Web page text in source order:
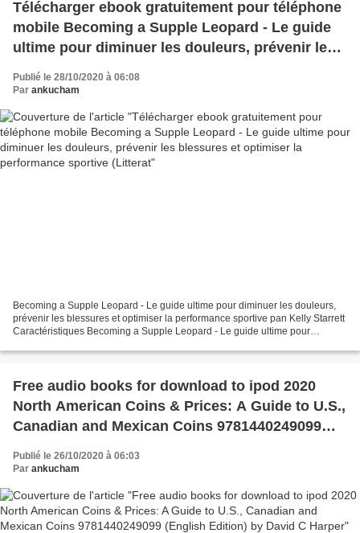
Télécharger ebook gratuitement pour téléphone
mobile Becoming a Supple Leopard - Le guide
ultime pour diminuer les douleurs, prévenir les
blessures et optimiser la performance sportive
(Litterat
Publié le 28/10/2020 à 06:08
Par ankucham
Becoming a Supple Leopard - Le guide ultime pour diminuer les douleurs,
prévenir les blessures et optimiser la performance sportive pan Kelly Starrett
Caractéristiques Becoming a Supple Leopard - Le guide ultime pour
Free audio books for download to ipod 2020
North American Coins & Prices: A Guide to U.S.,
Canadian and Mexican Coins 9781440249099
Publié le 26/10/2020 à 06:03
Par ankucham